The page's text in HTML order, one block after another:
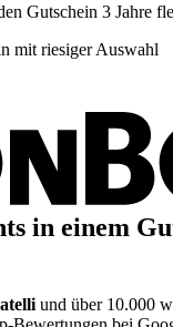
Gutschein 3 Jahre
in einem
und über 10.000